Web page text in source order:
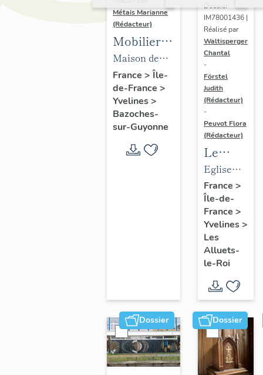
Métais Marianne
(Rédacteur)
Mobilier
de la
maison
Louis
Carré
Maison de
villégiature
dite maison
Louis Carré
France > Île-
de-France >
Yvelines>
Bazoches-
sur-Guyonne
Dossier
IM78001436 |
Réalisé par
Waltisperger
Chantal
-
Förstel
Judith
(Rédacteur)
-
Peuvot Flora
(Rédacteur)
Le
mobilier
de
l'église
Saint-
Nicolas
Eglise
paroissiale
Saint-
Nicolas
France >
Île-de-
France >
Yvelines>
Les
Alluets-
le-Roi
Dossier Dossier